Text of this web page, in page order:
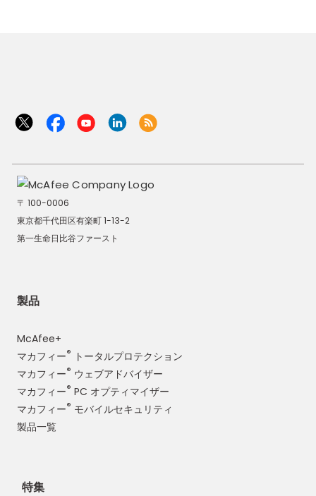
〒 100-0006
東京都千代田区有楽町 1-13-2
第一生命日比谷ファースト
製品
McAfee+
マカフィー®
トータルプロテクション
マカフィー® ウェブアドバイザー
マカフィー® PC オプティマイザー
マカフィー® モバイルセキュリティ
製品一覧
特集